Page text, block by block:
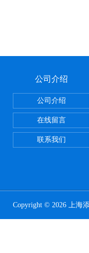
公司介绍
公司介绍
在线留言
联系我们
Copyright © 2026 上海